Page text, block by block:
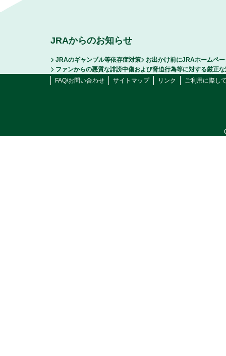
JRAからのお知らせ
JRAのギャンブル等依存症対策
お出かけ前にJRAホームペ
ファンからの悪質な誹謗中傷および脅迫行為等に対する厳正
FAQ/お問い合わせ
サイトマップ リンク ご利用に際し